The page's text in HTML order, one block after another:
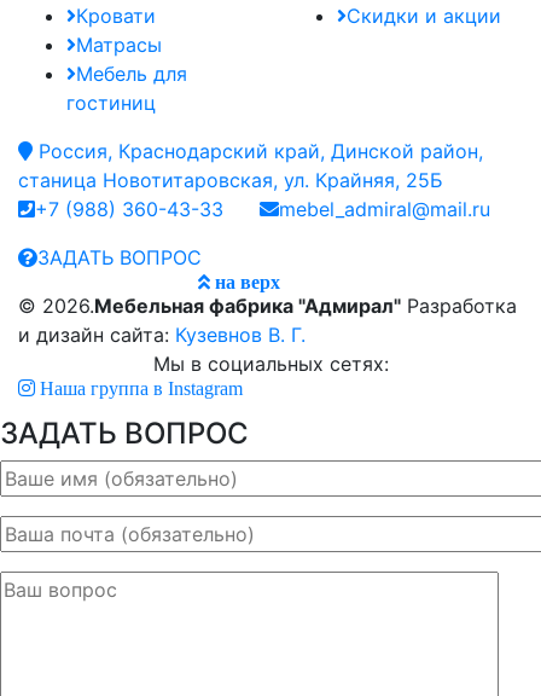
Кровати
Матрасы
Мебель для
гостиниц
Скидки и акции
Россия, Краснодарский край, Динской район,
станица Новотитаровская, ул. Крайняя, 25Б
+7 (988) 360-43-33
mebel_admiral@mail.ru
ЗАДАТЬ ВОПРОС
на верх
© 2026.Мебельная фабрика "Адмирал" Разработка
и дизайн сайта: Кузевнов В. Г.
Мы в социальных сетях:
Наша группа в Instagram
ЗАДАТЬ ВОПРОС